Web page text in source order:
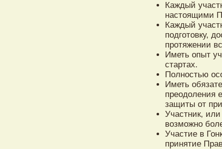
Каждый
настоящими
Каждый
подготовку,
протяжении
Иметь опыт
стартах.
Полностью
Иметь
преодоления
защиты от
Участник,
возможно
Участие в
принятие